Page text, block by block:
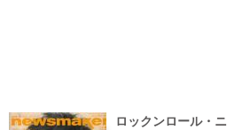
ロックンロール・